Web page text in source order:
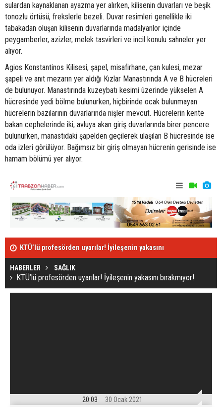
sulardan kaynaklanan ayazma yer alırken, kilisenin duvarları ve beşik
tonozlu örtüsü, frekslerle bezeli. Duvar resimleri genellikle iki
tabakadan oluşan kilisenin duvarlarında madalyanlor içinde
peygamberler, azizler, melek tasvirleri ve incil konulu sahneler yer
alıyor.
Agios Konstantinos Kilisesi, şapel, misafirhane, çan kulesi, mezar
şapeli ve anıt mezarın yer aldığı Kızlar Manastırında A ve B hücreleri
de bulunuyor. Manastırında kuzeybatı kesimi üzerinde yükselen A
hücresinde yedi bölme bulunurken, hiçbirinde ocak bulunmayan
hücrelerin bazılarının duvarlarında nişler mevcut. Hücrelerin kente
bakan cephelerinde iki, avluya akan giriş duvarlarında birer pencere
bulunurken, manastıdaki şapelden geçilerek ulaşılan B hücresinde ise
oda izleri görülüyor. Bağımsız bir giriş olmayan hücrenin gerisinde ise
hamam bölümü yer alıyor.
KTÜ’lü profesörden uyarılar! İyileşenin yakasını
bırakmıyor!
HABERLER SAĞLIK
KTÜ’lü profesörden uyarılar! İyileşenin yakasını bırakmıyor!
20:03 30 Ocak 2021